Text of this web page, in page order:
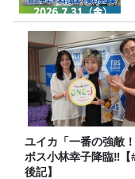
ユイカ「一番の強敵
ボス小林幸子降臨‼【
後記】